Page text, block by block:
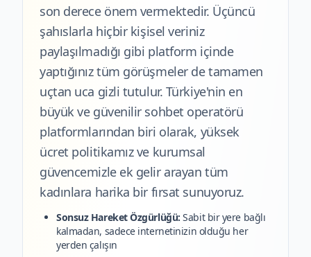
son derece önem vermektedir. Üçüncü
şahıslarla hiçbir kişisel veriniz
paylaşılmadığı gibi platform içinde
yaptığınız tüm görüşmeler de tamamen
uçtan uca gizli tutulur. Türkiye'nin en
büyük ve güvenilir sohbet operatörü
platformlarından biri olarak, yüksek
ücret politikamız ve kurumsal
güvencemizle ek gelir arayan tüm
kadınlara harika bir fırsat sunuyoruz.
Sonsuz Hareket Özgürlüğü: Sabit bir yere bağlı
kalmadan, sadece internetinizin olduğu her
yerden çalışın